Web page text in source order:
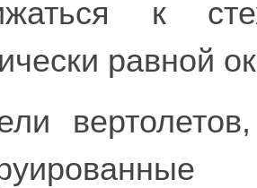
к
равной